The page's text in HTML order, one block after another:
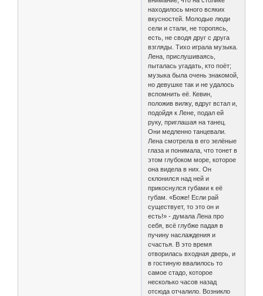
находилось много всяких
вкусностей. Молодые люди
сели и стали, не торопясь,
есть, не сводя друг с друга
взгляды. Тихо играла музыка.
Лена, прислушиваясь,
пыталась угадать, кто поёт;
музыка была очень знакомой,
но девушке так и не удалось
вспомнить её. Кевин,
положив вилку, вдруг встал и,
подойдя к Лене, подал ей
руку, приглашая на танец.
Они медленно танцевали.
Лена смотрела в его зелёные
глаза и понимала, что тонет в
этом глубоком море, которое
она видела в них. Он
склонился над ней и
прикоснулся губами к её
губам. «Боже! Если рай
существует, то это он и
есть!» - думала Лена про
себя, всё глубже падая в
пучину наслаждения и
счастья. В это время
отворилась входная дверь, и
в гостиную ввалилось то
самое стадо, которое
несколько часов назад
отсюда отчалило. Возникло